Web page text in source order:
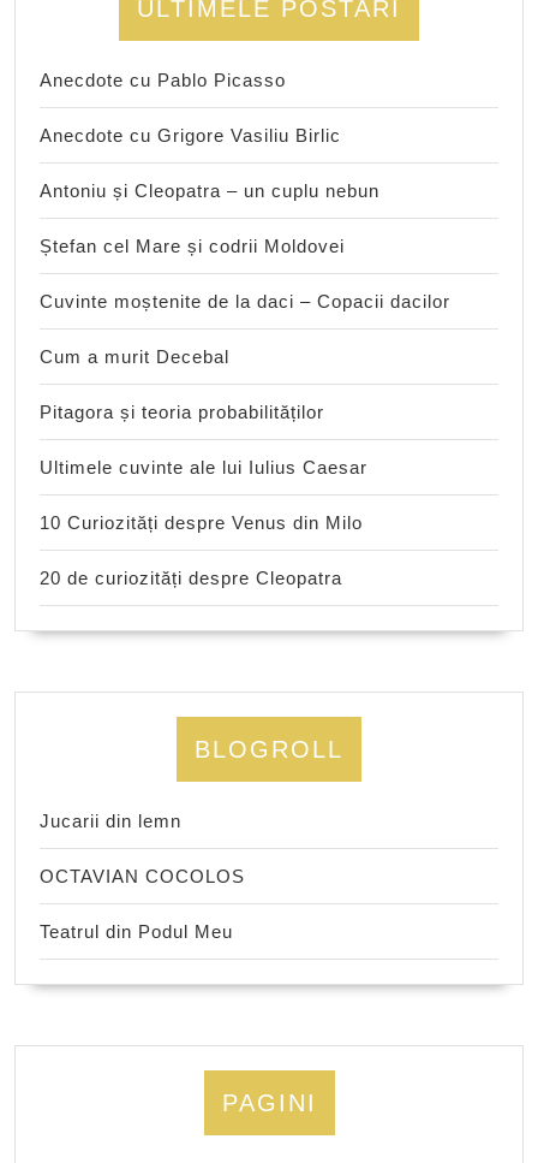
ULTIMELE POSTARI
Anecdote cu Pablo Picasso
Anecdote cu Grigore Vasiliu Birlic
Antoniu și Cleopatra – un cuplu nebun
Ștefan cel Mare și codrii Moldovei
Cuvinte moștenite de la daci – Copacii dacilor
Cum a murit Decebal
Pitagora și teoria probabilităților
Ultimele cuvinte ale lui Iulius Caesar
10 Curiozități despre Venus din Milo
20 de curiozități despre Cleopatra
BLOGROLL
Jucarii din lemn
OCTAVIAN COCOLOS
Teatrul din Podul Meu
PAGINI